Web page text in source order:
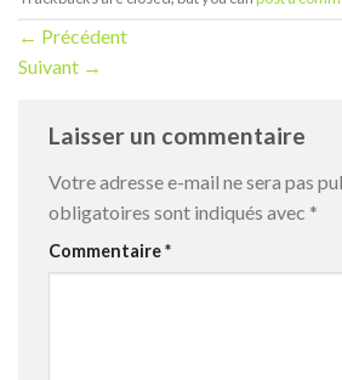
← Précédent
Suivant →
Laisser un commentaire
Votre adresse e-mail ne sera pas
obligatoires sont indiqués avec *
Commentaire*